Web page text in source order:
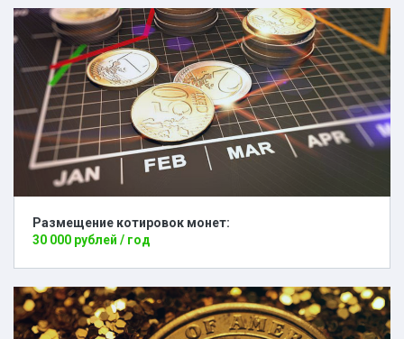
Размещение котировок монет:
30 000 рублей / год